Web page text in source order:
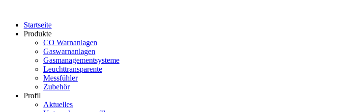
Startseite
Produkte
CO Warnanlagen
Gaswarnanlagen
Gasmanagementsysteme
Leuchttransparente
Messfühler
Zubehör
Profil
Aktuelles